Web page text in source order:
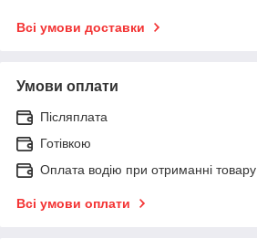
Всі умови доставки
Умови оплати
Післяплата
Готівкою
Оплата водію при отриманні товару
Всі умови оплати